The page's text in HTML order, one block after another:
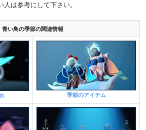
は参考にして下さい。
青い鳥の季節の関連情報
季節のアイテム